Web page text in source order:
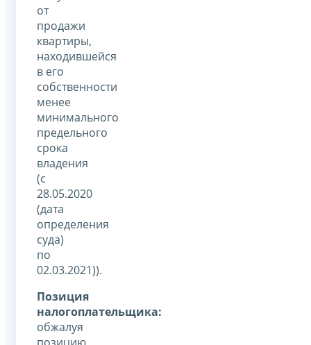
от
продажи
квартиры,
находившейся
в его
собственности
менее
минимального
предельного
срока
владения
(с
28.05.2020
(дата
определения
суда)
по
02.03.2021)).
Позиция
налогоплательщика:
обжалуя
позицию